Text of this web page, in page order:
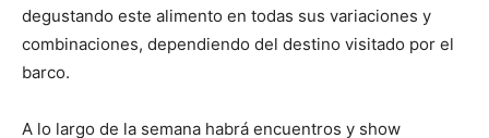
degustando este alimento en todas sus variaciones y
combinaciones, dependiendo del destino visitado por el
barco.
A lo largo de la semana habrá encuentros y show